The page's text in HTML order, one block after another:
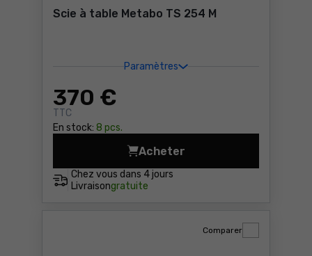
Scie à table Metabo TS 254 M
Paramètres
370 €
TTC
En stock: 8 pcs.
Chez vous dans 4 jours
Livraisongratuite
Acheter
Scie à table Metabo TS
Comparer